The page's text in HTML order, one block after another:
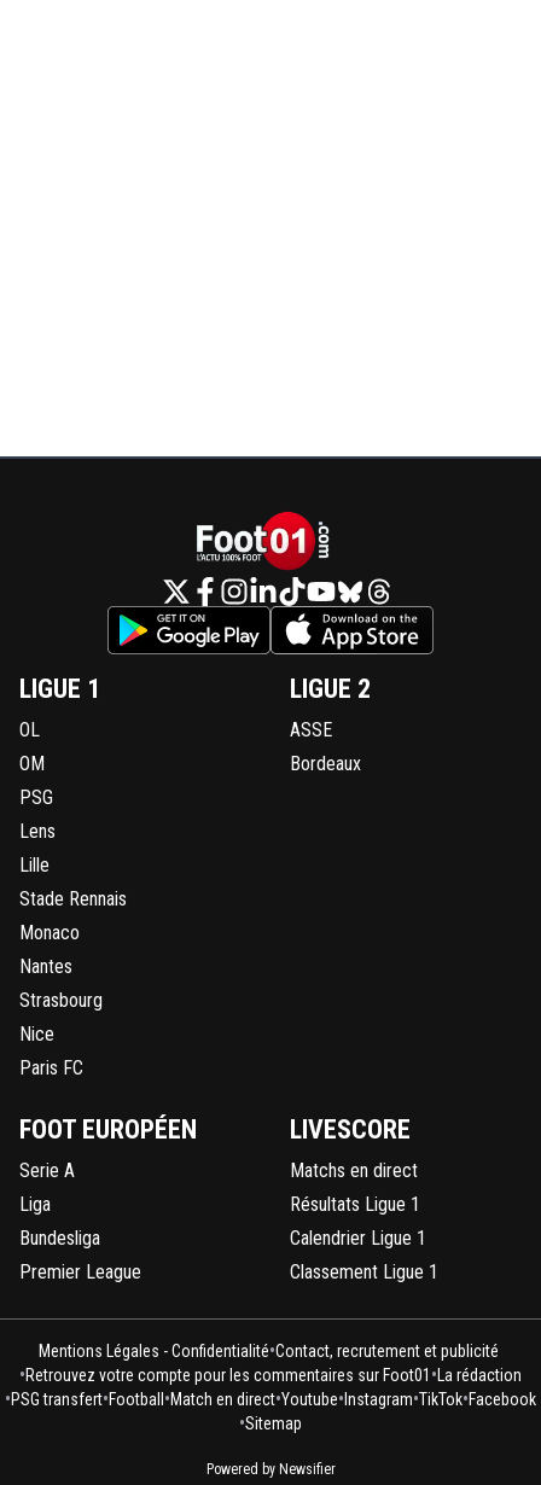
LIGUE 1
OL
OM
PSG
Lens
Lille
Stade Rennais
Monaco
Nantes
Strasbourg
Nice
Paris FC
LIGUE 2
ASSE
Bordeaux
FOOT EUROPÉEN
Serie A
Liga
Bundesliga
Premier League
LIVESCORE
Matchs en direct
Résultats Ligue 1
Calendrier Ligue 1
Classement Ligue 1
Mentions Légales - Confidentialité•Contact, recrutement et publicité
•Retrouvez votre compte pour les commentaires sur Foot01 • La rédaction
•PSG transfert•Football •Match en direct•Youtube• Instagram•TikTok•Facebook
•Sitemap
Powered by Newsifier